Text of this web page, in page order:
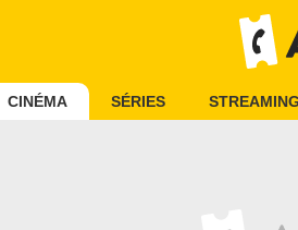
CINÉMA SÉRIES STREAMING